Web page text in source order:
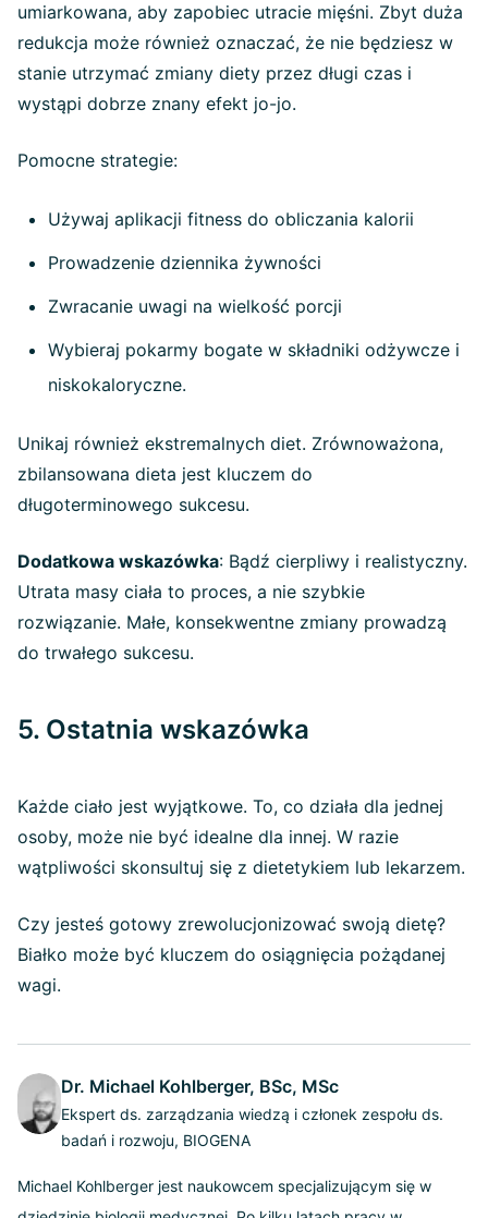
umiarkowana, aby zapobiec utracie mięśni. Zbyt duża
redukcja może również oznaczać, że nie będziesz w
stanie utrzymać zmiany diety przez długi czas i
wystąpi dobrze znany efekt jo-jo.
Pomocne strategie:
Używaj aplikacji fitness do obliczania kalorii
Prowadzenie dziennika żywności
Zwracanie uwagi na wielkość porcji
Wybieraj pokarmy bogate w składniki odżywcze i
niskokaloryczne.
Unikaj również ekstremalnych diet. Zrównoważona,
zbilansowana dieta jest kluczem do
długoterminowego sukcesu.
Dodatkowa wskazówka: Bądź cierpliwy i realistyczny.
Utrata masy ciała to proces, a nie szybkie
rozwiązanie. Małe, konsekwentne zmiany prowadzą
do trwałego sukcesu.
5. Ostatnia wskazówka
Każde ciało jest wyjątkowe. To, co działa dla jednej
osoby, może nie być idealne dla innej. W razie
wątpliwości skonsultuj się z dietetykiem lub lekarzem.
Czy jesteś gotowy zrewolucjonizować swoją dietę?
Białko może być kluczem do osiągnięcia pożądanej
wagi.
Dr. Michael Kohlberger, BSc, MSc
Ekspert ds. zarządzania wiedzą i członek zespołu ds.
badań i rozwoju, BIOGENA
Michael Kohlberger jest naukowcem specjalizującym się w